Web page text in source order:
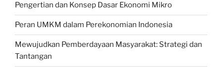
Pengertian dan Konsep Dasar Ekonomi Mikro
Peran UMKM dalam Perekonomian Indonesia
Mewujudkan Pemberdayaan Masyarakat: Strategi dan
Tantangan